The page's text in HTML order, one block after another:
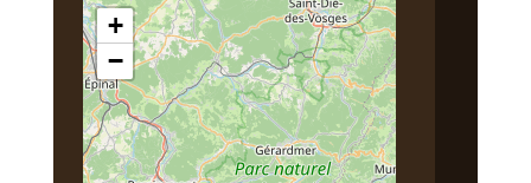
Nous Trouver
+
−